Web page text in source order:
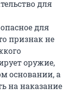
для
для
признак не
оружие,
основании, а
на наказание